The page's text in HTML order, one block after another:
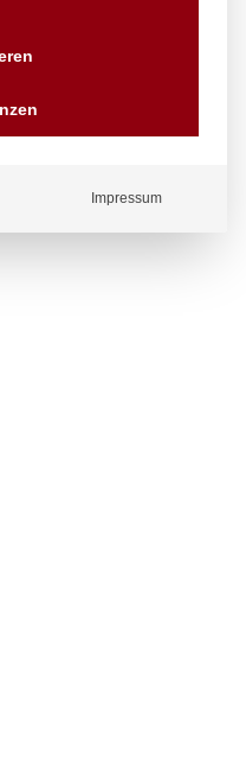
seit über 40 Jahren
da
Paypal,
Direkt
Impressum